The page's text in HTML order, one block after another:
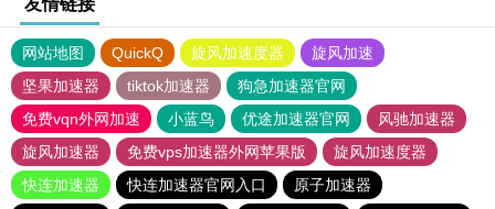
友情链接
网站地图 QuickQ 旋风加速度器
旋风加速
坚果加速器
tiktok加速器
狗急加速器官网
免费vqn外网加速
小蓝鸟 优途加速器官网
风驰加速器
旋风加速器
免费vps加速器外网苹果版
旋风加速度器
快连加速器
快连加速器官网入口
原子加速器